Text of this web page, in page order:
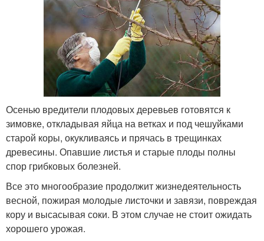
Осенью вредители плодовых деревьев готовятся к
зимовке, откладывая яйца на ветках и под чешуйками
старой коры, окукливаясь и прячась в трещинках
древесины. Опавшие листья и старые плоды полны
спор грибковых болезней.
Все это многообразие продолжит жизнедеятельность
весной, пожирая молодые листочки и завязи, повреждая
кору и высасывая соки. В этом случае не стоит ожидать
хорошего урожая.